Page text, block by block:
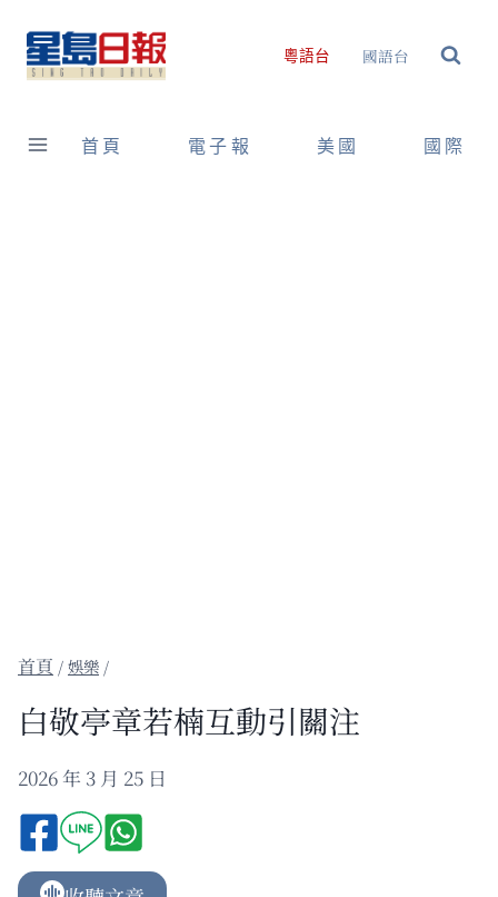
content
粵語台 國語台
首頁 電子報 美國 國際
/娛樂 /
白敬亭章若楠互動引關注
2026 年 3 月 25 日